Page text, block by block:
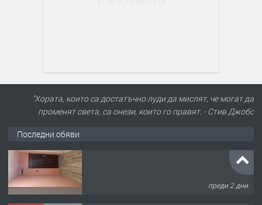
"Хората, които са достатъчно луди да мислят, че могат да
променят света, са онези, които го правят. - Стив Джобс
Последни обяви
ПРЕДЛАГА